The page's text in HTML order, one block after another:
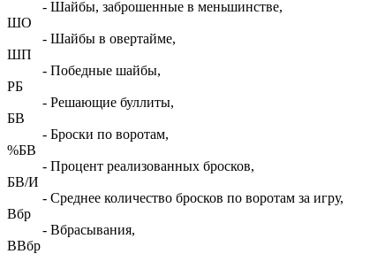
- Шайбы, заброшенные в меньшинстве,
ШО
- Шайбы в овертайме,
ШП
- Победные шайбы,
РБ
- Решающие буллиты,
БВ
- Броски по воротам,
%БВ
- Процент реализованных бросков,
БВ/И
- Среднее количество бросков по воротам за игру,
Вбр
- Вбрасывания,
ВВбр